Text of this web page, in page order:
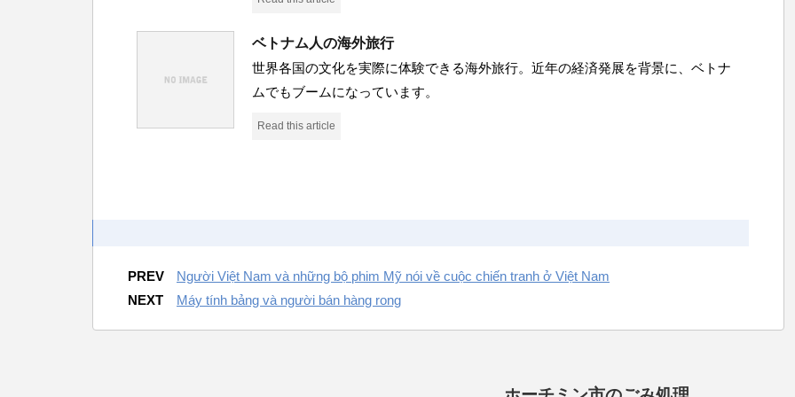
ベトナム人の海外旅行
世界各国の文化を実際に体験できる海外旅行。近年の経済発展を背景に、ベトナ
ムでもブームになっています。
Read this article
PREV
Người Việt Nam và những bộ phim Mỹ nói về cuộc chiến tranh ở Việt Nam
NEXT
Máy tính bảng và người bán hàng rong